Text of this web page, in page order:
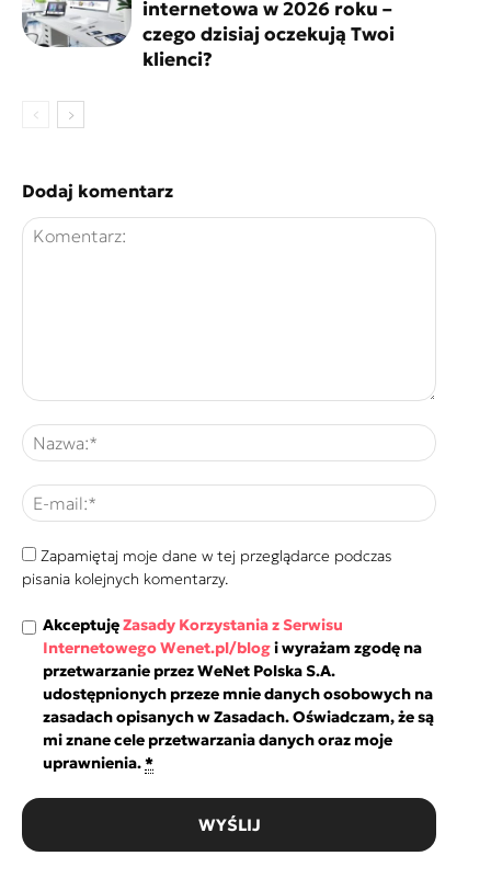
internetowa w 2026 roku –
czego dzisiaj oczekują Twoi
klienci?
Dodaj komentarz
Zapamiętaj moje dane w tej przeglądarce podczas
pisania kolejnych komentarzy.
AkceptujęZasady Korzystania z Serwisu
Internetowego Wenet.pl/blogi wyrażam zgodę na
przetwarzanie przez WeNet Polska S.A.
udostępnionych przeze mnie danych osobowych na
zasadach opisanych w Zasadach. Oświadczam, że są
mi znane cele przetwarzania danych oraz moje
uprawnienia.*